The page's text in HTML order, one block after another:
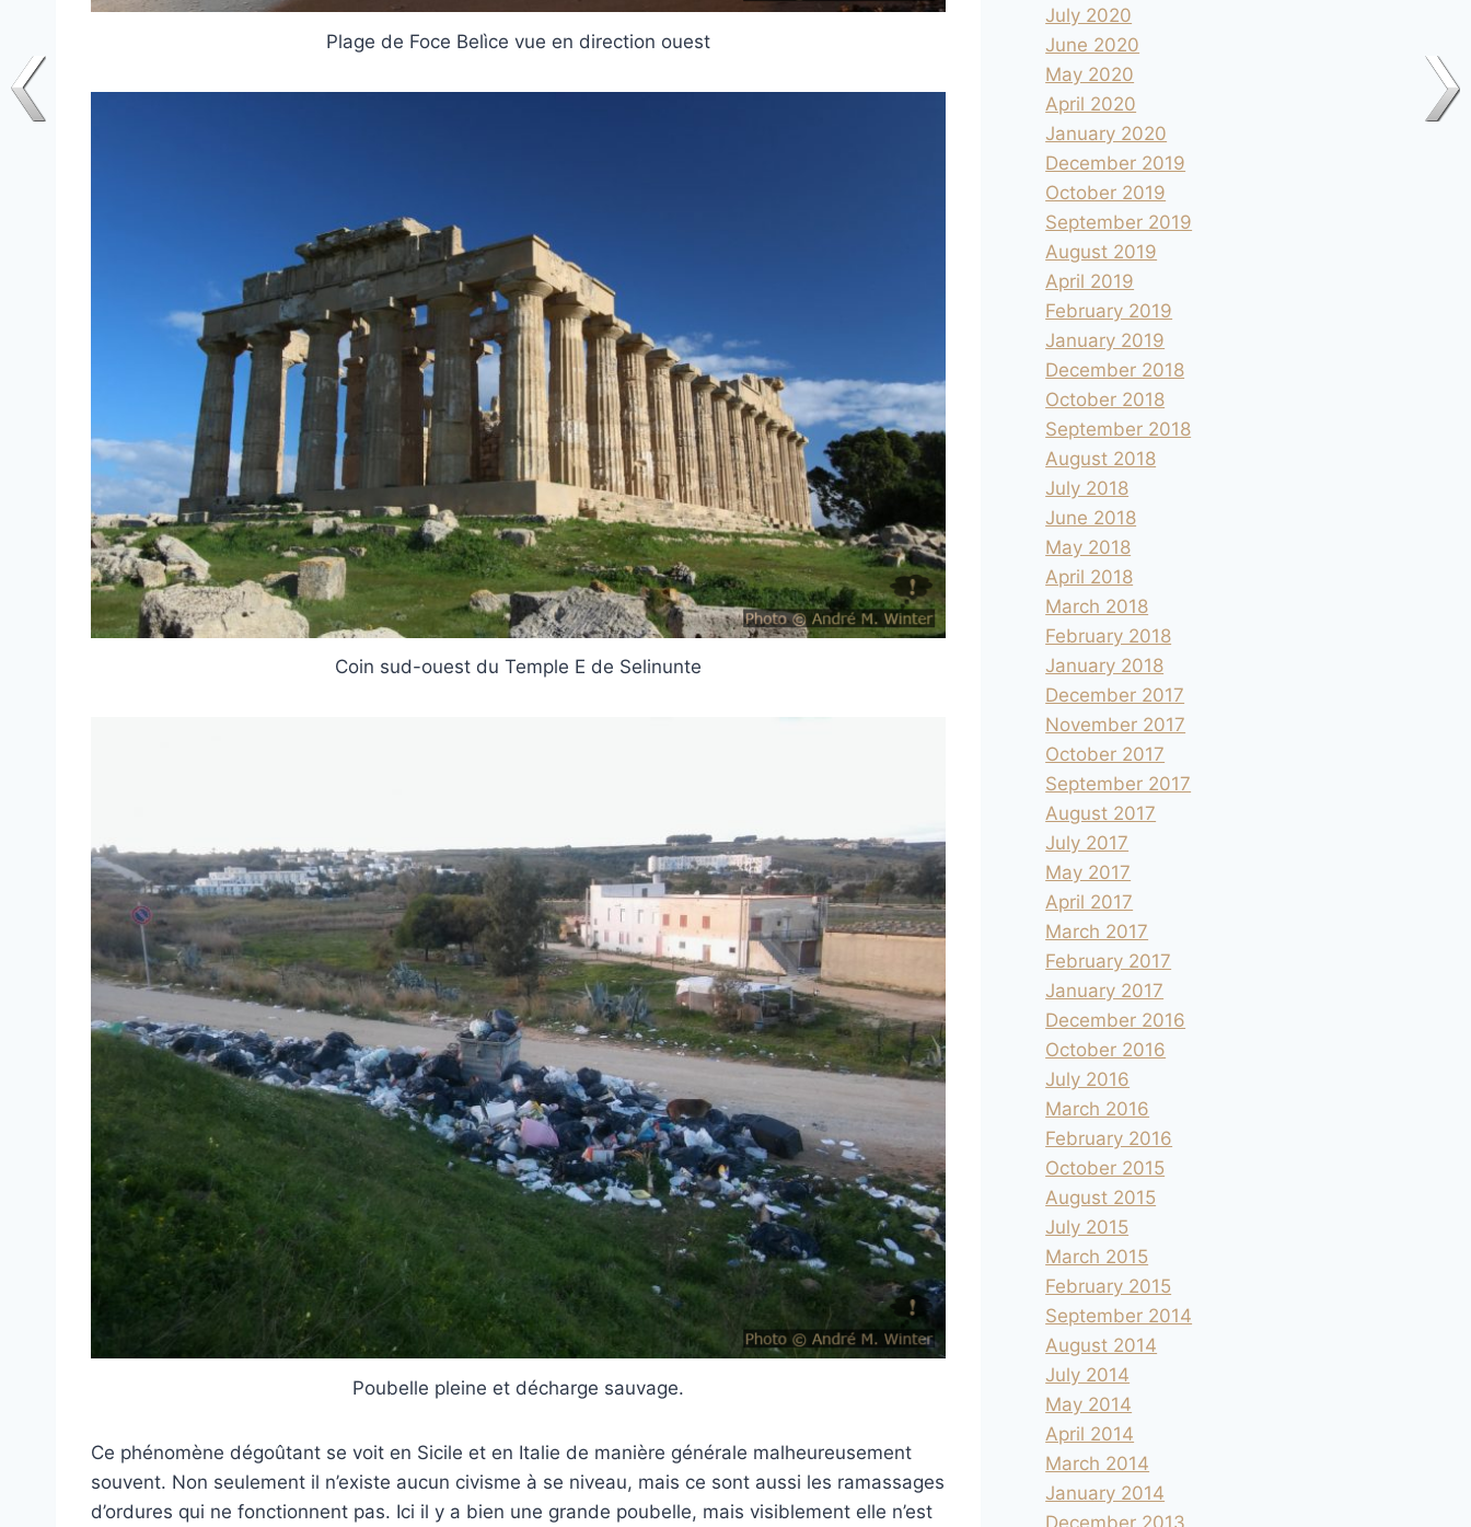
Plage de Foce Belìce vue en direction ouest
Coin sud-ouest du Temple E de Selinunte
Poubelle pleine et décharge sauvage.
Ce phénomène dégoûtant se voit en Sicile et en Italie de manière générale malheureusement
souvent. Non seulement il n’existe aucun civisme à se niveau, mais ce sont aussi les ramassages
d’ordures qui ne fonctionnent pas. Ici il y a bien une grande poubelle, mais visiblement elle n’est
July 2020
June 2020
May 2020
April 2020
January 2020
December 2019
October 2019
September 2019
August 2019
April 2019
February 2019
January 2019
December 2018
October 2018
September 2018
August 2018
July 2018
June 2018
May 2018
April 2018
March 2018
February 2018
January 2018
December 2017
November 2017
October 2017
September 2017
August 2017
July 2017
May 2017
April 2017
March 2017
February 2017
January 2017
December 2016
October 2016
July 2016
March 2016
February 2016
October 2015
August 2015
July 2015
March 2015
February 2015
September 2014
August 2014
July 2014
May 2014
April 2014
March 2014
January 2014
December 2013